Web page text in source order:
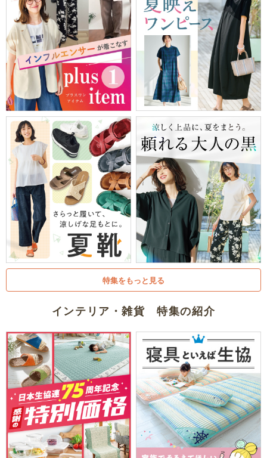
特集をもっと見る
インテリア・雑貨 特集の紹介